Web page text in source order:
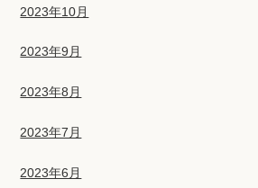
2023年10月
2023年9月
2023年8月
2023年7月
2023年6月